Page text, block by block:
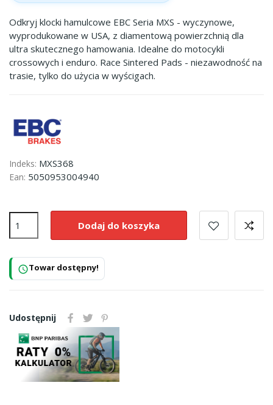
Odkryj klocki hamulcowe EBC Seria MXS - wyczynowe,
wyprodukowane w USA, z diamentową powierzchnią dla
ultra skutecznego hamowania. Idealne do motocykli
crossowych i enduro. Race Sintered Pads - niezawodność na
trasie, tylko do użycia w wyścigach.
Indeks: MXS368
Ean: 5050953004940
Dodaj do koszyka
scheduleTowar dostępny!
Udostępnij